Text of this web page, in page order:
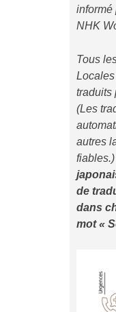
informé
NHK
Tous
traduits
(Les
autres
fiables.)
de
dans
mot «